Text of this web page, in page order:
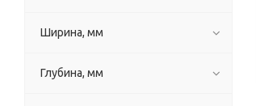
Ширина, мм
Глубина, мм